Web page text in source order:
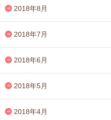
2018年8月
2018年7月
2018年6月
2018年5月
2018年4月